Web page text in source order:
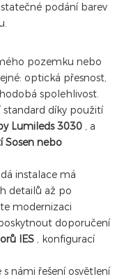
podání barev
pozemku nebo
optická přesnost,
spolehlivost.
standard díky použití
Lumileds 3030 , a
Sosen nebo
instalace má
detailů až po
modernizaci
doporučení
IES , konfigurací
námi řešení osvětlení